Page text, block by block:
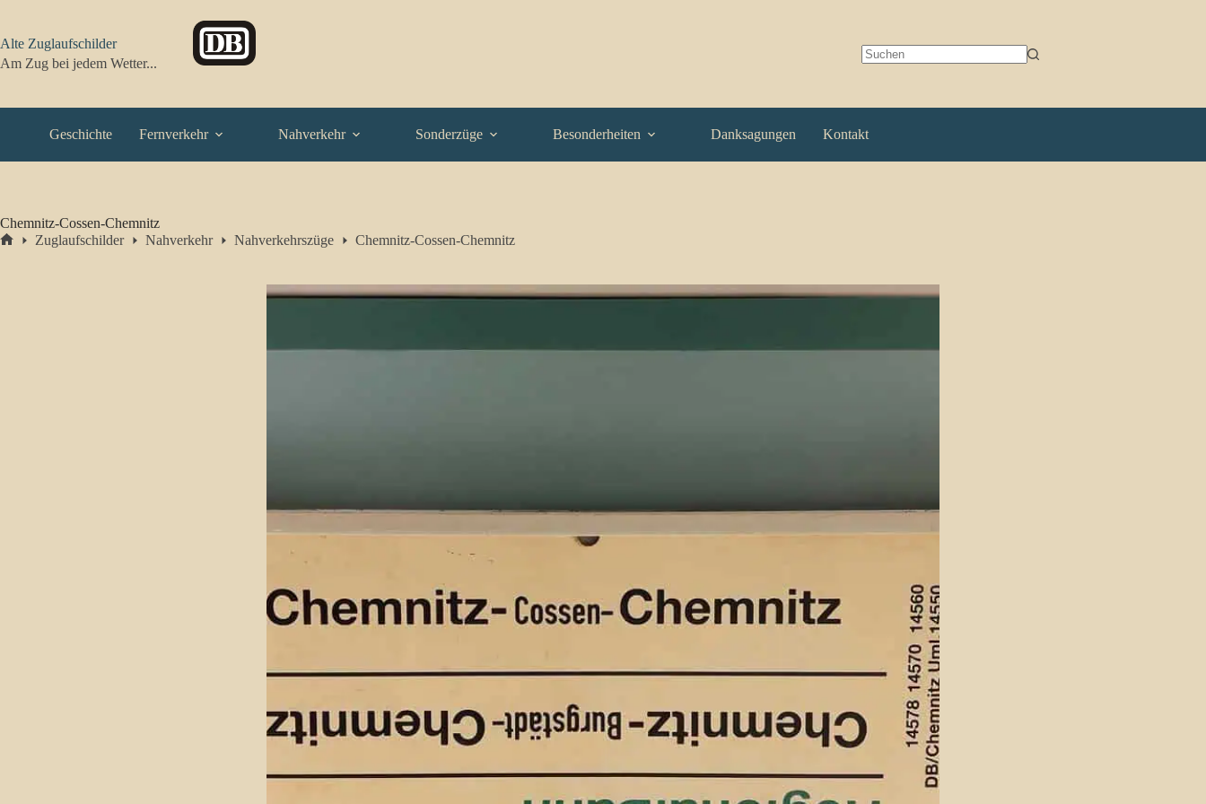
springen
Alte Zuglaufschilder
Am Zug bei jedem Wetter...
Geschichte Fernverkehr Nahverkehr Sonderzüge Besonderheiten Danksagungen Kontakt
Chemnitz-Cossen-Chemnitz
Zuglaufschilder Nahverkehr Nahverkehrszüge Chemnitz-Cossen-Chemnitz